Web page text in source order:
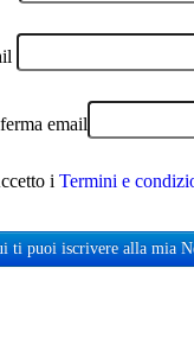
email
i Termini e
ti puoi iscrivere alla mia